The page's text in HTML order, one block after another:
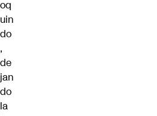
oq
uin
do
,
de
jan
do
la